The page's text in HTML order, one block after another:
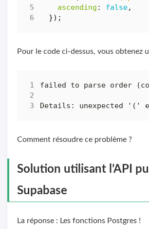
ascending : false,
});
Pour le code ci-dessus, vous obtenez
Comment résoudre ce problème ?
Solution utilisant l’API
Supabase
La réponse : Les fonctions Postgres !